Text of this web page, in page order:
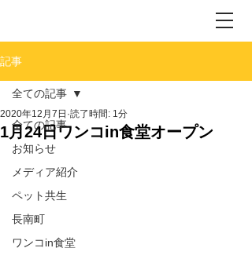
記事
全ての記事
お知らせ
メディア紹介
ペット共生
長南町
ワンコin食堂
全ての記事
1月24日ワンコin食堂オープン
2020年12月7日 読了時間: 1分